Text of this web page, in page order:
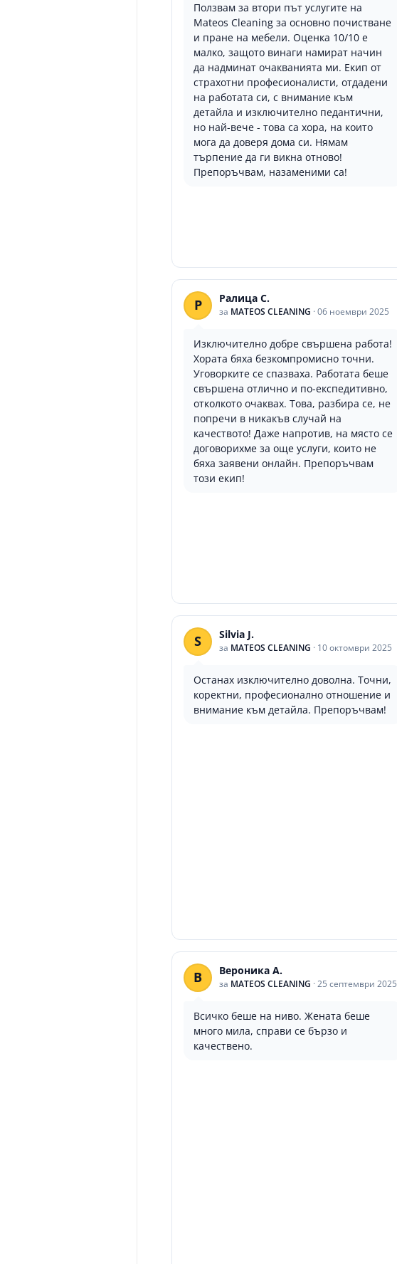
Ползвам за втори път услугите на
Mateos Cleaning за основно почистване
и пране на мебели. Оценка 10/10 е
малко, защото винаги намират начин
да надминат очакванията ми. Екип от
страхотни професионалисти, отдадени
на работата си, с внимание към
детайла и изключително педантични,
но най-вече - това са хора, на които
мога да доверя дома си. Нямам
търпение да ги викна отново!
Препоръчвам, назаменими са!
Р Ралица С.
за MATEOS CLEANING ·06 ноември 2025
Изключително добре свършена работа!
Хората бяха безкомпромисно точни.
Уговорките се спазваха. Работата беше
свършена отлично и по-експедитивно,
отколкото очаквах. Това, разбира се, не
попречи в никакъв случай на
качеството! Даже напротив, на място се
договорихме за още услуги, които не
бяха заявени онлайн. Препоръчвам
този екип!
S Silvia J.
за MATEOS CLEANING · 10 октомври 2025
Останах изключително доволна. Точни,
коректни, професионално отношение и
внимание към детайла. Препоръчвам!
В Вероника А.
за MATEOS CLEANING ·25 септември 2025
Всичко беше на ниво. Жената беше
много мила, справи се бързо и
качествено.